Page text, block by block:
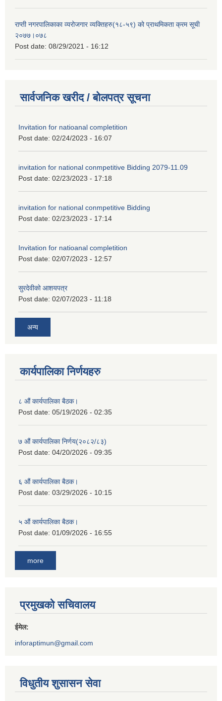
राप्ती नगरपालिकाका व्यरोजगार व्यक्तिहरु(१८-५९) को प्राथमिकता क्रम सूची
२०७७।०७८
Post date: 08/29/2021 - 16:12
सार्वजनिक खरीद / बोलपत्र सूचना
Invitation for natioanal completition
Post date: 02/24/2023 - 16:07
invitation for national conmpetitive Bidding 2079-11.09
Post date: 02/23/2023 - 17:18
invitation for national conmpetitive Bidding
Post date: 02/23/2023 - 17:14
Invitation for natioanal completition
Post date: 02/07/2023 - 12:57
सुरदेवीको आशयपत्र
Post date: 02/07/2023 - 11:18
अन्य
कार्यपालिका निर्णयहरु
८ औं कार्यपालिका बैठक।
Post date: 05/19/2026 - 02:35
७ औं कार्यपालिका निर्णय(२०८२/८३)
Post date: 04/20/2026 - 09:35
६ औं कार्यपालिका बैठक।
Post date: 03/29/2026 - 10:15
५ औं कार्यपालिका बैठक।
Post date: 01/09/2026 - 16:55
more
प्रमुखको सचिवालय
ईमेल:
inforaptimun@gmail.com
विधुतीय शुसासन सेवा